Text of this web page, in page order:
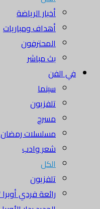
أخبار الرياضة
أهداف ومباريات
المحترفون
بث مباشر
في الفن
سينما
تلفزيون
مسرح
مسلسلات رمضان
شعر وادب
الكل
تلفزيون
رائعة فردي